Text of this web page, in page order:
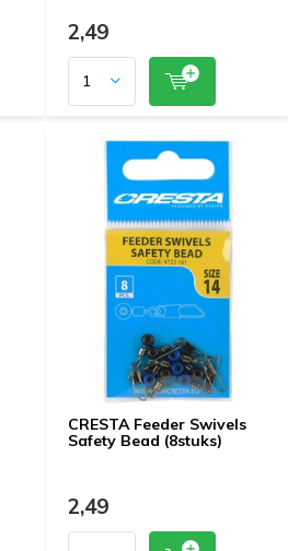
2,49
CRESTA Feeder Swivels
Safety Bead (8stuks)
2,49